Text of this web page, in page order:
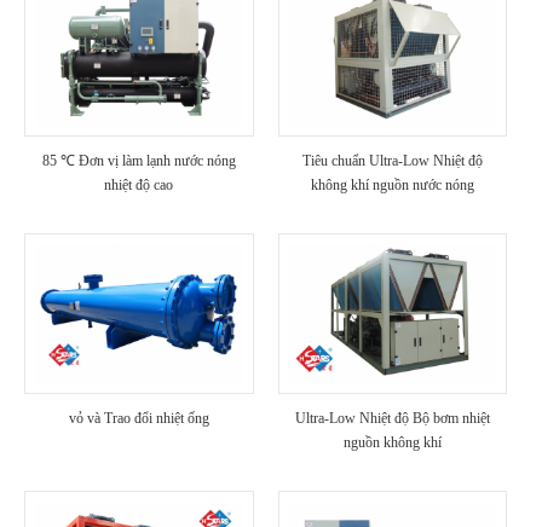
85 ℃ Đơn vị làm lạnh nước nóng
nhiệt độ cao
Tiêu chuẩn Ultra-Low Nhiệt độ
không khí nguồn nước nóng
vỏ và Trao đổi nhiệt ống
Ultra-Low Nhiệt độ Bộ bơm nhiệt
nguồn không khí